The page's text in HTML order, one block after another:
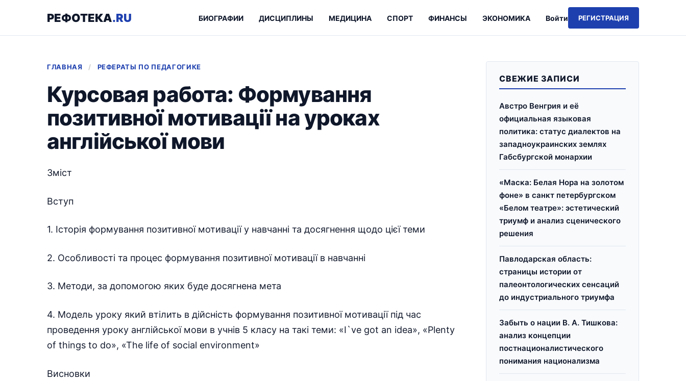
РЕФОТЕКА.RU Войти РЕГИСТРАЦИЯ
БИОГРАФИИ ДИСЦИПЛИНЫ МЕДИЦИНА СПОРТ ФИНАНСЫ ЭКОНОМИКА
ГЛАВНАЯ / РЕФЕРАТЫ ПО ПЕДАГОГИКЕ
Курсовая работа: Формування
позитивної мотивації на уроках
англійської мови
Зміст
Вступ
1. Історія формування позитивної мотивації у навчанні та досягнення щодо цієї теми
2. Особливості та процес формування позитивної мотивації в навчанні
3. Методи, за допомогою яких буде досягнена мета
4. Модель уроку який втілить в дійсність формування позитивної мотивації під час
проведення уроку англійської мови в учнів 5 класу на такі теми: «I`ve got an idea», «Plenty
of things to do», «The life of social environment»
Висновки
СВЕЖИЕ ЗАПИСИ
Австро Венгрия и её
официальная языковая
политика: статус диалектов на
западноукраинских землях
Габсбургской монархии
«Маска: Белая Нора на золотом
фоне» в санкт петербургском
«Белом театре»: эстетический
триумф и анализ сценического
решения
Павлодарская область:
страницы истории от
палеонтологических сенсаций
до индустриального триумфа
Забыть о нации В. А. Тишкова:
анализ концепции
постнационалистического
понимания национализма